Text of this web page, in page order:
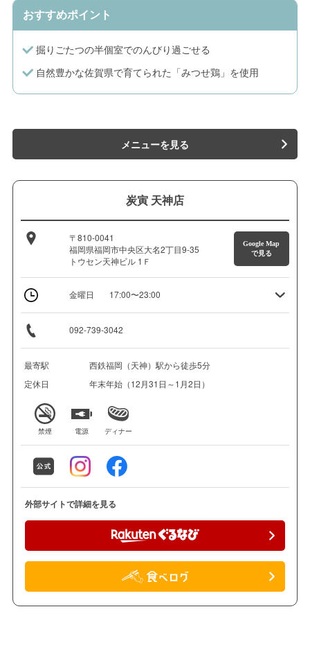
おすすめポイント
掘りごたつの半個室でのんびり過ごせる
自然豊かな佐賀県で育てられた「みつせ鶏」を使用
メニューを見る
炭寅 天神店
〒810-0041
福岡県福岡市中央区大名2丁目9-35
トウセン天神ビル 1Ｆ
Google Map
で見る
金曜日 17:00〜23:00
092-739-3042
最寄駅
西鉄福岡（天神）駅から徒歩5分
定休日
年末年始（12月31日～1月2日）
禁煙 電源 ディナー
外部サイトで詳細を見る